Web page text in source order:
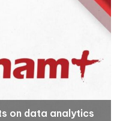
on data analytics